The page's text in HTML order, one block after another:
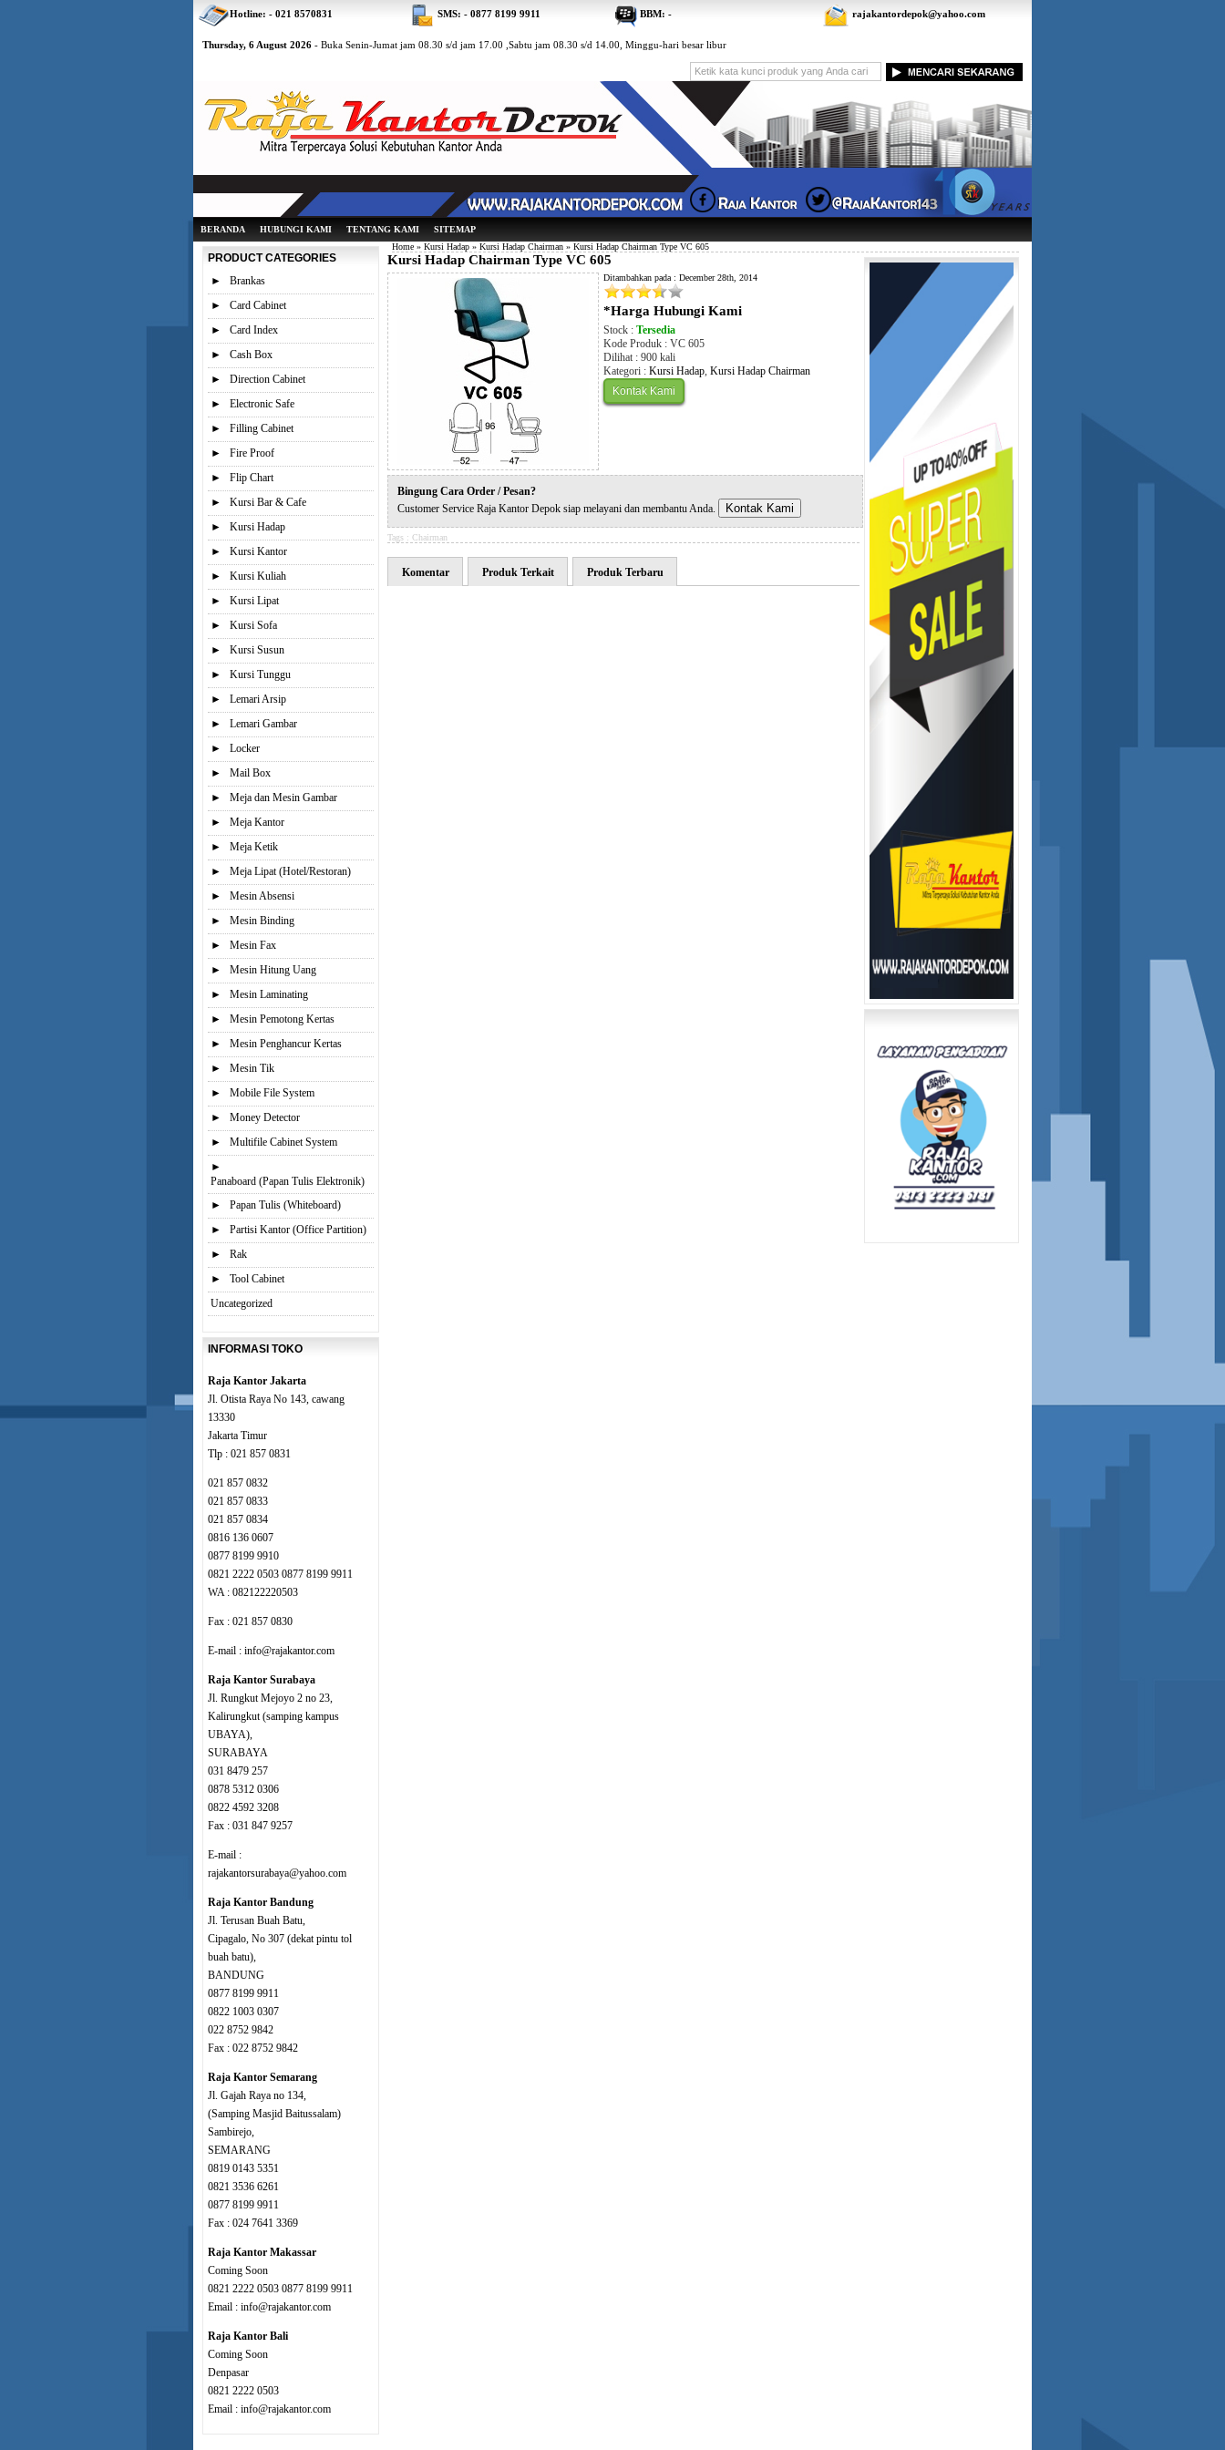
Thursday, 6 August 2026 - Buka Senin-Jumat jam 08.30 s/d jam 17.00 ,Sabtu jam 08.30 s/d 14.00, Minggu-hari besar libur
BERANDA HUBUNGI KAMI TENTANG KAMI
SITEMAP
Home » Kursi Hadap » Kursi Hadap Chairman » Kursi Hadap Chairman Type VC 605
Kursi Hadap Chairman Type VC 605
Ditambahkan pada : December 28th, 2014
*Harga Hubungi Kami
Stock : Tersedia
Kode Produk : VC 605
Dilihat : 900 kali
Kategori : Kursi Hadap, Kursi Hadap Chairman
Kontak Kami
Bingung Cara Order / Pesan?
Customer Service Raja Kantor Depok siap melayani dan membantu Anda.
Kontak Kami
Tags : Chairman
Komentar Produk Terkait Produk Terbaru
PRODUCT CATEGORIES
►
Brankas
►
Card Cabinet
►
Card Index
►
Cash Box
►
Direction Cabinet
►
Electronic Safe
►
Filling Cabinet
►
Fire Proof
►
Flip Chart
►
Kursi Bar & Cafe
►
Kursi Hadap
►
Kursi Kantor
►
Kursi Kuliah
►
Kursi Lipat
►
Kursi Sofa
►
Kursi Susun
►
Kursi Tunggu
►
Lemari Arsip
►
Lemari Gambar
►
Locker
►
Mail Box
►
Meja dan Mesin Gambar
►
Meja Kantor
►
Meja Ketik
►
Meja Lipat (Hotel/Restoran)
►
Mesin Absensi
►
Mesin Binding
►
Mesin Fax
►
Mesin Hitung Uang
►
Mesin Laminating
►
Mesin Pemotong Kertas
►
Mesin Penghancur Kertas
►
Mesin Tik
►
Mobile File System
►
Money Detector
►
Multifile Cabinet System
►
Panaboard (Papan Tulis Elektronik)
►
Papan Tulis (Whiteboard)
►
Partisi Kantor (Office Partition)
►
Rak
►
Tool Cabinet
Uncategorized
INFORMASI TOKO
Raja Kantor Jakarta
Jl. Otista Raya No 143, cawang
13330
Jakarta Timur
Tlp : 021 857 0831
021 857 0832
021 857 0833
021 857 0834
0816 136 0607
0877 8199 9910
0821 2222 0503 0877 8199 9911
WA : 082122220503
Fax : 021 857 0830
E-mail : info@rajakantor.com
Raja Kantor Surabaya
Jl. Rungkut Mejoyo 2 no 23,
Kalirungkut (samping kampus
UBAYA),
SURABAYA
031 8479 257
0878 5312 0306
0822 4592 3208
Fax : 031 847 9257
E-mail :
rajakantorsurabaya@yahoo.com
Raja Kantor Bandung
Jl. Terusan Buah Batu,
Cipagalo, No 307 (dekat pintu tol
buah batu),
BANDUNG
0877 8199 9911
0822 1003 0307
022 8752 9842
Fax : 022 8752 9842
Raja Kantor Semarang
Jl. Gajah Raya no 134,
(Samping Masjid Baitussalam)
Sambirejo,
SEMARANG
0819 0143 5351
0821 3536 6261
0877 8199 9911
Fax : 024 7641 3369
Raja Kantor Makassar
Coming Soon
0821 2222 0503 0877 8199 9911
Email : info@rajakantor.com
Raja Kantor Bali
Coming Soon
Denpasar
0821 2222 0503
Email : info@rajakantor.com
Hotline: - 021 8570831 SMS: - 0877 8199 9911 BBM: - rajakantordepok@yahoo.com